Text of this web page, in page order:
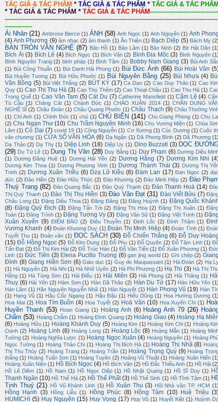
TÁC GIẢ & TÁC PHẨM * TÁC GIẢ & TÁC PHẨM * TÁC GIẢ & TÁC
* TÁC GIẢ & TÁC PHẨM * TÁC GIẢ & TÁC PHẨM-----------------------------------
--------------
Ái Nhân (21) Ambrose Bierce (1) ẢNH (58) Anh Ngọc (1) Anh Nguyên (1) Anh
(4) Anh Phương (9) âm nhạc (2) âm thanh (1) Ân Thiên (1) Bạch Diệp (5) Bách Mỵ
BÀN TRÒN VĂN NGHỆ (87) Bảo Hồ (1) Bảo Lâm (1) Bảo Ninh (2) Bé Hải Dân
Bích Ái (3) Bích Lê (4) Bích Ngọc (1) Bích Vân (2) Bình Địa Mộc (3) Bình Nguyên
Bình Nguyên Trang (2) binh pháp (1) Bình Tâm (1) Bobby Nam Giang (3) Bùi Anh
(1) Bùi Công Thuấn (1) Bùi Danh Hải Phong (1) Bùi Đức Ánh (66) Bùi Hoài Vân
Bùi Huyền Tương (2) Bùi Hữu Phước (1) Bùi Nguyên Bằng (25) Bùi Nhựa (4)
Văn Bồng (5) Bùi Việt Thắng (2) BÚT KÝ (17) Ca Dao (2) Cao Duy Thảo (1) Cao
Quy (1) Cao Thị Thu Hà (3) Cao Thọ Thêm (2) Cao Thoại Châu (1) Cao Thu Hà (1)
Trọng Quế (1) Cao Văn Tam (5) Cát Du (7) Catherine Mansfield (1) Cẩm Lệ (4)
Tú Cầu (1) Chàng Cát (1) Chánh Đức (1) CHÀO XUÂN 2014 (1) CHÂN DUNG
NGHỆ SĨ (2) Châu Đoàn (1) Châu Quang Phước (1) Châu Thạch (9) Châu Thường
(1) Chí Anh (1) Chính Đức (1) chủ (1) CHỦ BIÊN (141) Chu Giang Phong (1) Chu
(2) Chu Ngạn Thư (10) Chu Trầm Nguyên Minh (16) Chu Vương Miện (1) Chúa
Lâm (1) Cỏ Dại (7) covid 19 (1) Công Nguyễn (1) Cơ Xương (1) Cúc Dương (1) Cuộc
văn chương (1) CỬA SỔ VĂN HÓA (6) Dạ Ngân (1) Dã Phong Bình (2) Dã Phương
Dạ Thảo (2) Dạ Thy (1) Diệp Linh (18) Diệp Uy (1) Dino Buzzati (3) DỌC
(29) Du Tử Lê (1) Dung Thị Vân (28) Duy Bằng (1) Duy Phạm (6) Dương Diệu
(1) Dương Đăng Huệ (1) Dương Hải Yến (2) Dương Hằng (7) Dương Kim Nhi
Dương Kim Thoa (1) Dương Phương Vinh (1) Dương Thành Thái (3) Dương Thị
Trinh (2) Dương Xuân Triều (6) Dzạ Lữ Kiều (6) Đàm Lan (17) Đan Ngọc (2)
đức (2) Đào Hiền (2) Đào Hữu Thức (2) Đào Khương (2) Đào Minh Hiệp (2) Đào
Thuỳ Trang (82) Đào Quang Bắc (1) Đào Quý Thạnh (1) Đào Thanh Hoà (14)
Thị Quý Thanh (1) Đào Thị Thu Hiền (3) Đào Văn Đạt (31) Đào Viết Bửu (7)
Châu Long (1) Đặng Diệu Thoa (1) Đăng Đăng (1) Đăng Huỳnh (1) Đặng Quốc
(8) Đặng Quý Địch (3) Đặng Tấn Tới (2) Đặng Thị Hoa (2) Đặng Thị Xuân (1)
Toán (1) Đăng Trình (1) Đặng Tường Vy (3) Đặng Văn Sử (1) Đặng Việt Trinh (1)
Xuân Xuyến (9) ĐIỂM BÁO (2) Điêu Thuyền (1) Đinh Lốc (2) Đình Thậm (1)
Vương Khanh (4) Đoàn Khương Duy (1) Đoàn Thị Minh Hiệp (4) Đoàn Tình (1)
Tuyết Thu (1) Đoản văn (1) ĐỌC SÁCH (30) Đỗ Chiến Thắng (6) Đỗ Duy
(15) Đỗ Hồng Ngọc (5) Đỗ KIm Dung (1) Đỗ Phu (1) Đỗ Quyên (2) Đỗ Tâm Linh (1)
Tấn Đạt (2) Đỗ Thị Kim Hải (2) Đỗ Trúc Hàn (1) Đỗ Văn Tiến (1) Đỗ Xuân Phương (1)
Linh (1) Đức Tiên (3) Elena Pucillo Truong (6) gan jing world (1) Ghi chép (2)
Đình (8) Giang Hiền Sơn (6) Giáo dục (1) Guy de Maupassant (1) Hà Đoàn (2) Hạ
(1) Hà Nguyên (2) Hà Nhi (1) Hà Nhữ Uyên (2) Hà Phi Phượng (1) Hạ Thi (3) Hà Thị
Hằng (1) Hà Tùng Sơn (1) Hải Điểu (1) Hải Miên (3) Hải Phong (2) Hải Thăng (1)
Thuỵ (6) Hải Yến (2) Hàm Sơn (1) Hàn Dã Thảo (2) Hàn Du Tử (17) Hàn Hữu Yên
Hàn Lâm (1) Hãn Nguyên Nguyễn Nhã (1) Hàn Nguyệt (1) Hàn Phong Vũ (19) Hàn
(1) Hạng Vũ (1) Hậu Cốc Ngang (1) Hậu Đậu (1) Hiếu Dũng (1) Hoa Hướng Dương
Hoa Mai (2) Hoa Tím Buồn (4) Hoa Tuyết (2) Hoà Văn (10) Hoa Xuyến Chi (1)
Huyền Thanh (53) Hoan Giang (1) Hoàng Anh (6) Hoàng Anh 79 (26)
Chẩm (53) Hoàng Chẫm (1) Hoàng Đình Quang (2) Hoàng Giao (4) Hoàng Hạ
(6) Hoàng Hữu (1) Hoàng Khánh Duy (5) Hoàng Kim (1) Hoàng Kim Chi (1) Hoàng
Oanh (2) Hoàng Linh (6) Hoàng Long (2) Hoàng Lộc (8) Hoàng Mẫn (1) Hoàng
Tường (2) Hoàng Nghĩa Lược (1) Hoàng Ngọc Xuân (4) Hoàng Nguyên (1) Hoàng
Ngọc Tường (1) Hoàng Thảo Chi (1) Hoàng Thị Bích Hà (1) Hoàng Thị Nhã (8)
Thị Thu Thủy (2) Hoàng Trang (1) Hoàng Trần (1) Hoàng Trọng Quý (9) Hoàng
thắng (1) Hoàng Tuấn Sơn (1) Hoàng Tuyên (2) Hoàng Vũ Thuật (1) Hoàng Xuân Hiến
Hoàng Xuân Niên (1) Hồ Bích Ngọc (4) Hồ Bích Vân (2) Hồ Đắc Thiếu Anh (1) Hồ Hải
Hồ Lê Diêm (1) Hồ Nam (1) Hồ Ngọc Diệp (1) Hồ Nhật Quang (1) Hồ Sĩ Duy (1)
Thanh Ngân (10) Hồ Thế Hà (2) Hồ Thế Phất (3) Hồ Thế Sinh (1) Hồ Tĩnh Tâm (1)
Tịnh Thuỷ (21) Hồ Vũ Khánh Linh (1) Hồ Xuân Thu (3) Hội Nhà văn TP. HCM
Hồng Hạnh (3) Hồng Liễu (1) Hồng Phúc (8) Hồng Tâm (10) Huệ Triệu
HUMICHI
(5) Huy Nguyên (15) Huy Vọng (17) Huy Vũ (1) Huyết Kiệt (1) Huỳnh